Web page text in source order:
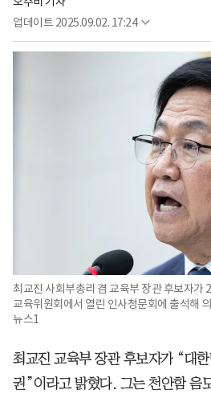
업데이트 2025.09.02. 17:24
최교진 사회부총리 겸 교육부 장관 후보자가
교육위원회에서 열린 인사청문회에 출석해
뉴스1
최교진 교육부 장관 후보자가 “대
권”이라고 밝혔다. 그는 천안함 음